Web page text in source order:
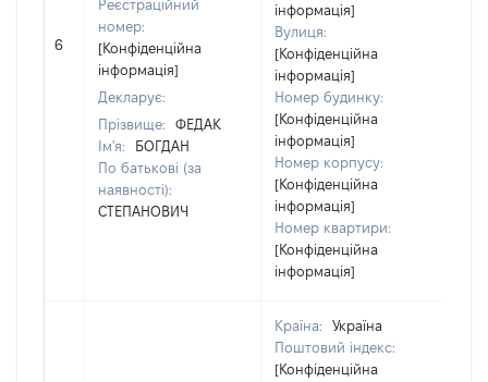
6
Реєстраційний
номер:
[Конфіденційна
інформація]
Декларує:
Прізвище:
ФЕДАК
Ім'я:
БОГДАН
По батькові (за
наявності):
СТЕПАНОВИЧ
інформація]
Вулиця:
[Конфіденційна
інформація]
Номер будинку:
[Конфіденційна
інформація]
Номер корпусу:
[Конфіденційна
інформація]
Номер квартири:
[Конфіденційна
інформація]
Країна:
Україна
Поштовий індекс:
[Конфіденційна